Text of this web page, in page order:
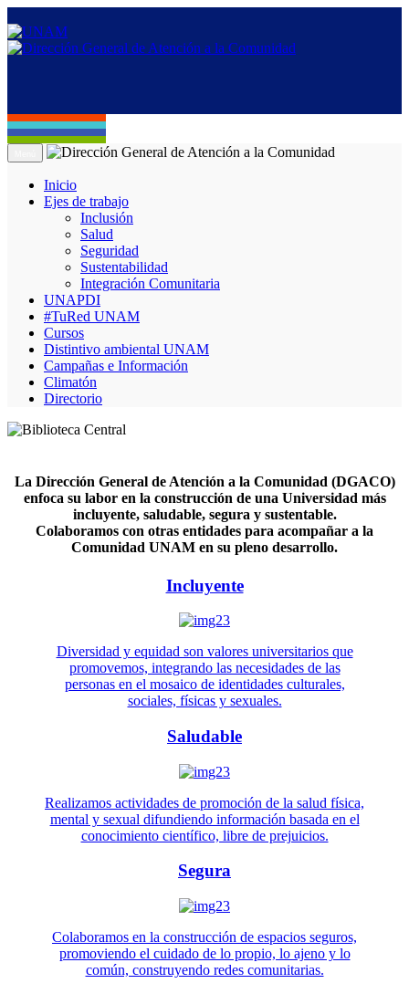
Inicio
Ejes de trabajo
Inclusión
Salud
Seguridad
Sustentabilidad
Integración Comunitaria
UNAPDI
#TuRed UNAM
Cursos
Distintivo ambiental UNAM
Campañas e Información
Climatón
Directorio
La Dirección General de Atención a la Comunidad (DGACO)
enfoca su labor en la construcción de una Universidad más
incluyente, saludable, segura y sustentable.
Colaboramos con otras entidades para acompañar a la
Comunidad UNAM en su pleno desarrollo.
Incluyente
Diversidad y equidad son valores universitarios que
promovemos, integrando las necesidades de las
personas en el mosaico de identidades culturales,
sociales, físicas y sexuales.
Saludable
Realizamos actividades de promoción de la salud física,
mental y sexual difundiendo información basada en el
conocimiento científico, libre de prejuicios.
Segura
Colaboramos en la construcción de espacios seguros,
promoviendo el cuidado de lo propio, lo ajeno y lo
común, construyendo redes comunitarias.